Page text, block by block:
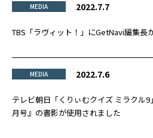
MEDIA 2022.7.7
TBS「ラヴィット！」にGetNavi編集長
MEDIA 2022.7.6
テレビ朝日「くりぃむクイズ ミラクル
月号』の書影が使用されました